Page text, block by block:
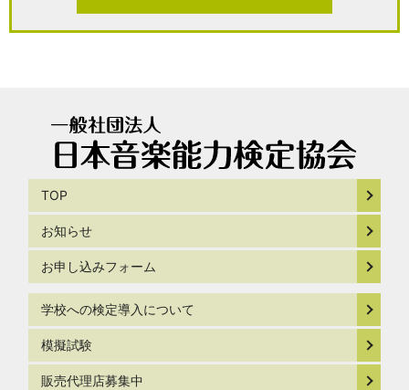
TOP
お知らせ
お申し込みフォーム
学校への検定導入について
模擬試験
販売代理店募集中